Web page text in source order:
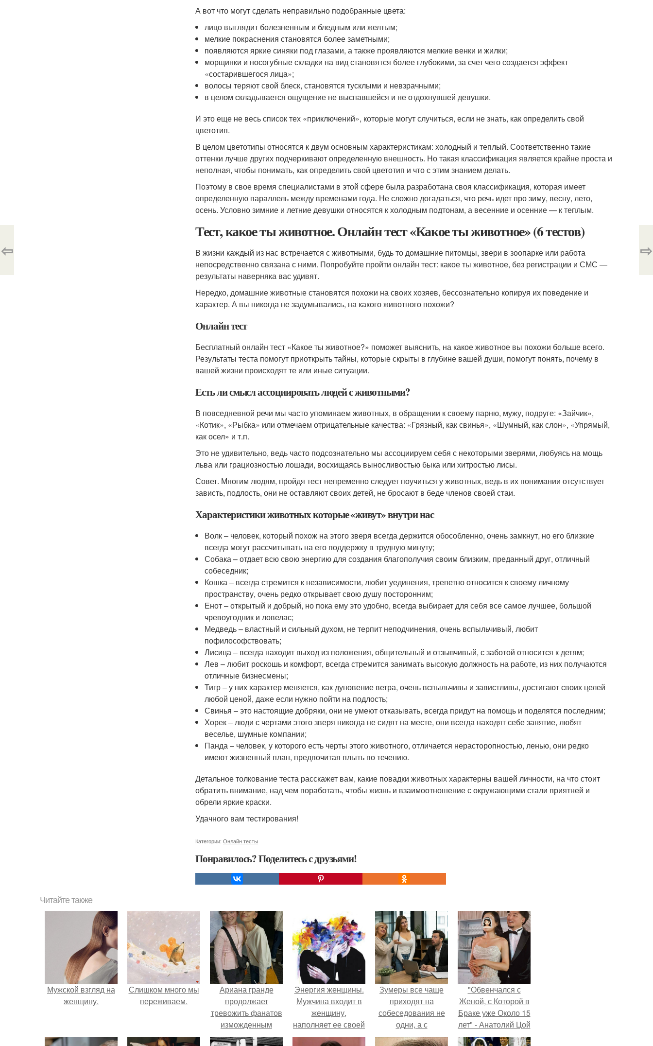
А вот что могут сделать неправильно подобранные цвета:
лицо выглядит болезненным и бледным или желтым;
мелкие покраснения становятся более заметными;
появляются яркие синяки под глазами, а также проявляются мелкие венки и жилки;
морщинки и носогубные складки на вид становятся более глубокими, за счет чего создается эффект
«состарившегося лица»;
волосы теряют свой блеск, становятся тусклыми и невзрачными;
в целом складывается ощущение не выспавшейся и не отдохнувшей девушки.
И это еще не весь список тех «приключений», которые могут случиться, если не знать, как определить свой
цветотип.
В целом цветотипы относятся к двум основным характеристикам: холодный и теплый. Соответственно такие
оттенки лучше других подчеркивают определенную внешность. Но такая классификация является крайне проста и
неполная, чтобы понимать, как определить свой цветотип и что с этим знанием делать.
Поэтому в свое время специалистами в этой сфере была разработана своя классификация, которая имеет
определенную параллель между временами года. Не сложно догадаться, что речь идет про зиму, весну, лето,
осень. Условно зимние и летние девушки относятся к холодным подтонам, а весенние и осенние — к теплым.
Тест, какое ты животное. Онлайн тест «Какое ты животное» (6 тестов)
В жизни каждый из нас встречается с животными, будь то домашние питомцы, звери в зоопарке или работа
непосредственно связана с ними. Попробуйте пройти онлайн тест: какое ты животное, без регистрации и СМС —
результаты наверняка вас удивят.
Нередко, домашние животные становятся похожи на своих хозяев, бессознательно копируя их поведение и
характер. А вы никогда не задумывались, на какого животного похожи?
Онлайн тест
Бесплатный онлайн тест «Какое ты животное?» поможет выяснить, на какое животное вы похожи больше всего.
Результаты теста помогут приоткрыть тайны, которые скрыты в глубине вашей души, помогут понять, почему в
вашей жизни происходят те или иные ситуации.
Есть ли смысл ассоциировать людей с животными?
В повседневной речи мы часто упоминаем животных, в обращении к своему парню, мужу, подруге: «Зайчик»,
«Котик», «Рыбка» или отмечаем отрицательные качества: «Грязный, как свинья», «Шумный, как слон», «Упрямый,
как осел» и т.п.
Это не удивительно, ведь часто подсознательно мы ассоциируем себя с некоторыми зверями, любуясь на мощь
льва или грациозностью лошади, восхищаясь выносливостью быка или хитростью лисы.
Совет. Многим людям, пройдя тест непременно следует поучиться у животных, ведь в их понимании отсутствует
зависть, подлость, они не оставляют своих детей, не бросают в беде членов своей стаи.
Характеристики животных которые «живут» внутри нас
Волк – человек, который похож на этого зверя всегда держится обособленно, очень замкнут, но его близкие
всегда могут рассчитывать на его поддержку в трудную минуту;
Собака – отдает всю свою энергию для создания благополучия своим близким, преданный друг, отличный
собеседник;
Кошка – всегда стремится к независимости, любит уединения, трепетно относится к своему личному
пространству, очень редко открывает свою душу посторонним;
Енот – открытый и добрый, но пока ему это удобно, всегда выбирает для себя все самое лучшее, большой
чревоугодник и ловелас;
Медведь – властный и сильный духом, не терпит неподчинения, очень вспыльчивый, любит
пофилософствовать;
Лисица – всегда находит выход из положения, общительный и отзывчивый, с заботой относится к детям;
Лев – любит роскошь и комфорт, всегда стремится занимать высокую должность на работе, из них получаются
отличные бизнесмены;
Тигр – у них характер меняется, как дуновение ветра, очень вспыльчивы и завистливы, достигают своих целей
любой ценой, даже если нужно пойти на подлость;
Свинья – это настоящие добряки, они не умеют отказывать, всегда придут на помощь и поделятся последним;
Хорек – люди с чертами этого зверя никогда не сидят на месте, они всегда находят себе занятие, любят
веселье, шумные компании;
Панда – человек, у которого есть черты этого животного, отличается нерасторопностью, ленью, они редко
имеют жизненный план, предпочитая плыть по течению.
Детальное толкование теста расскажет вам, какие повадки животных характерны вашей личности, на что стоит
обратить внимание, над чем поработать, чтобы жизнь и взаимоотношение с окружающими стали приятней и
обрели яркие краски.
Удачного вам тестирования!
Категории: Онлайн тесты
Понравилось? Поделитесь с друзьями!
⇦ ⇨
Читайте также
Мужской взгляд на
женщину.
Слишком много мы
пеpеживаем.
Ариана гранде
продолжает
тревожить фанатов
изможденным
Видом.
Энергия женщины.
Мужчина входит в
женщину,
наполняет ее своей
сексуальной
Зумеры все чаще
приходят на
собеседования не
одни, а с
родителями,
"Обвенчался с
Женой, с Которой в
Браке уже Около 15
лет" - Анатолий Цой
удивил